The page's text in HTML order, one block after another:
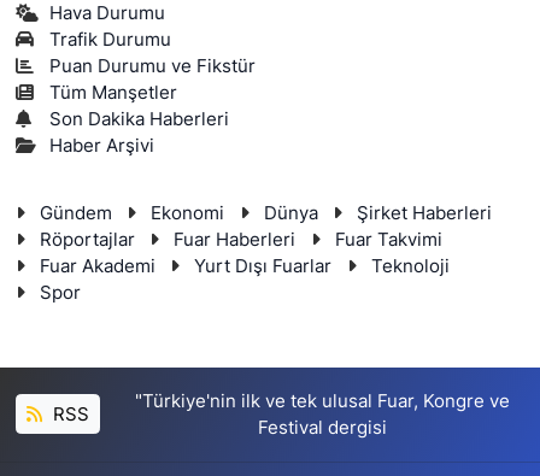
Hava Durumu
Trafik Durumu
Puan Durumu ve Fikstür
Tüm Manşetler
Son Dakika Haberleri
Haber Arşivi
Gündem Ekonomi Dünya
Şirket Haberleri
Röportajlar
Fuar Haberleri
Fuar Takvimi
Fuar Akademi
Yurt Dışı Fuarlar
Teknoloji
Spor
RSS
"Türkiye'nin ilk ve tek ulusal Fuar, Kongre ve
Festival dergisi